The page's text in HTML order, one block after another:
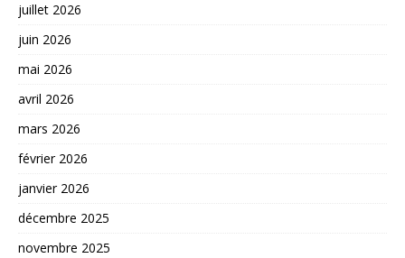
juillet 2026
juin 2026
mai 2026
avril 2026
mars 2026
février 2026
janvier 2026
décembre 2025
novembre 2025